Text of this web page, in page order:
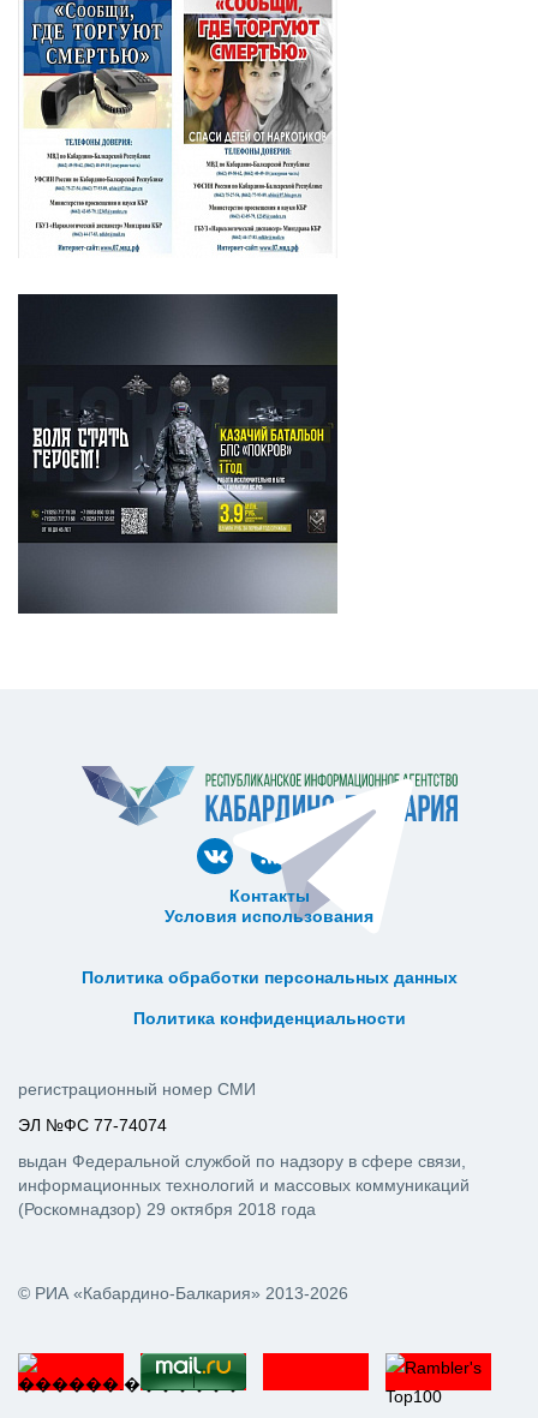
Контакты
Условия использования
Политика обработки персональных данных
Политика конфиденциальности
© РИА «Кабардино-Балкария» 2013-2026
регистрационный номер СМИ
ЭЛ №ФС 77-74074
выдан Федеральной службой по надзору в сфере связи,
информационных технологий и массовых коммуникаций
(Роскомнадзор) 29 октября 2018 года